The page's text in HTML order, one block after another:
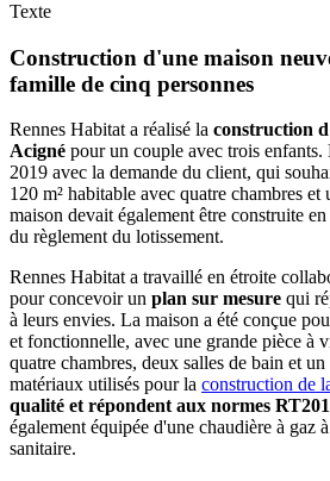
Texte
Construction d'une maison
famille de cinq personnes
Rennes Habitat a réalisé la construction
Acigné pour un couple avec trois enfants.
2019 avec la demande du client, qui
120 m² habitable avec quatre chambres
maison devait également être construite
du règlement du lotissement.
Rennes Habitat a travaillé en étroite
pour concevoir un plan sur mesure qui
à leurs envies. La maison a été conçue
et fonctionnelle, avec une grande pièce à
quatre chambres, deux salles de bain et
matériaux utilisés pour la construction de
qualité et répondent aux normes
également équipée d'une chaudière à gaz
sanitaire.